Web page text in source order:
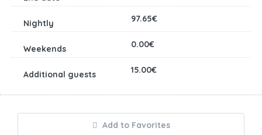
97.65€
0.00€
15.00€
Add to Favorites